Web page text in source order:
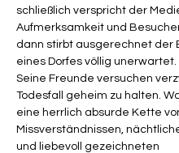
schließlich verspricht der
Aufmerksamkeit und
dann stirbt ausgerechnet der
eines Dorfes völlig unerwartet.
Seine Freunde versuchen
Todesfall geheim zu halten.
eine herrlich absurde Kette
Missverständnissen,
und liebevoll gezeichneten